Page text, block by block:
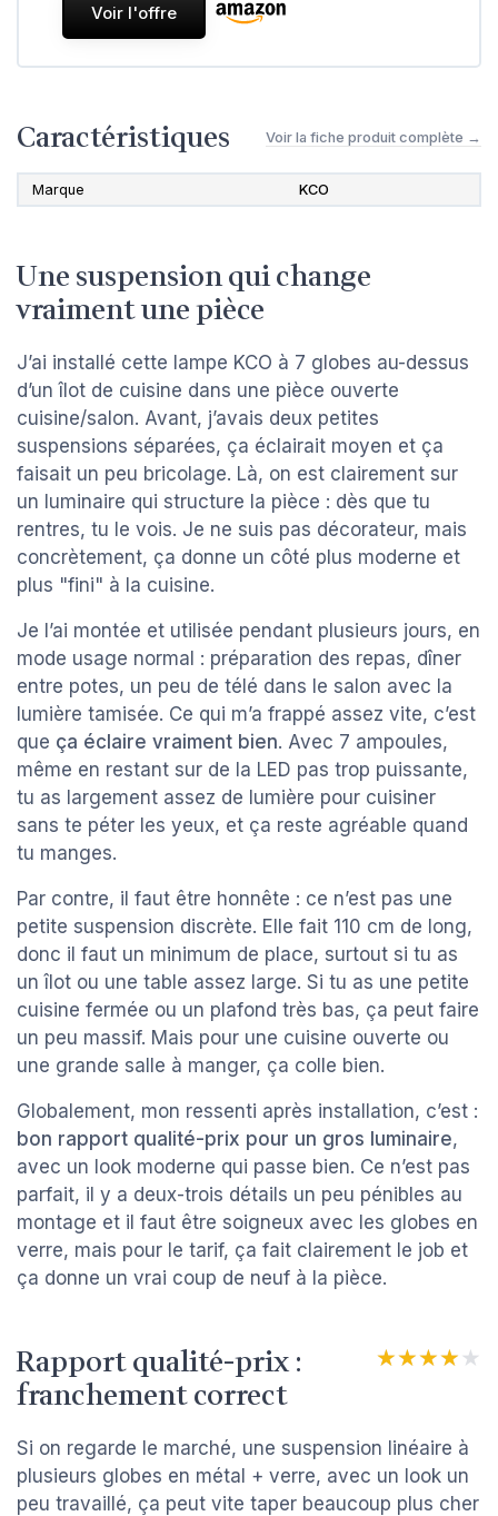
Voir l'offre
Caractéristiques Voir la fiche produit complète →
Marque KCO
Une suspension qui change
vraiment une pièce
J’ai installé cette lampe KCO à 7 globes au-dessus
d’un îlot de cuisine dans une pièce ouverte
cuisine/salon. Avant, j’avais deux petites
suspensions séparées, ça éclairait moyen et ça
faisait un peu bricolage. Là, on est clairement sur
un luminaire qui structure la pièce : dès que tu
rentres, tu le vois. Je ne suis pas décorateur, mais
concrètement, ça donne un côté plus moderne et
plus "fini" à la cuisine.
Je l’ai montée et utilisée pendant plusieurs jours, en
mode usage normal : préparation des repas, dîner
entre potes, un peu de télé dans le salon avec la
lumière tamisée. Ce qui m’a frappé assez vite, c’est
que ça éclaire vraiment bien. Avec 7 ampoules,
même en restant sur de la LED pas trop puissante,
tu as largement assez de lumière pour cuisiner
sans te péter les yeux, et ça reste agréable quand
tu manges.
Par contre, il faut être honnête : ce n’est pas une
petite suspension discrète. Elle fait 110 cm de long,
donc il faut un minimum de place, surtout si tu as
un îlot ou une table assez large. Si tu as une petite
cuisine fermée ou un plafond très bas, ça peut faire
un peu massif. Mais pour une cuisine ouverte ou
une grande salle à manger, ça colle bien.
Globalement, mon ressenti après installation, c’est :
bon rapport qualité-prix pour un gros luminaire,
avec un look moderne qui passe bien. Ce n’est pas
parfait, il y a deux-trois détails un peu pénibles au
montage et il faut être soigneux avec les globes en
verre, mais pour le tarif, ça fait clairement le job et
ça donne un vrai coup de neuf à la pièce.
Rapport qualité-prix :
franchement correct
★★★★★
★★★★★
Si on regarde le marché, une suspension linéaire à
plusieurs globes en métal + verre, avec un look un
peu travaillé, ça peut vite taper beaucoup plus cher